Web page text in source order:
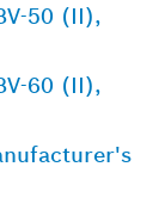
50 (II),
60 (II),